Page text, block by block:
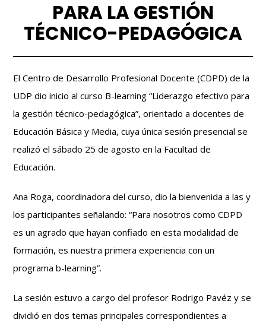
PARA LA GESTIÓN
TÉCNICO-PEDAGÓGICA
El Centro de Desarrollo Profesional Docente (CDPD) de la
UDP dio inicio al curso B-learning “Liderazgo efectivo para
la gestión técnico-pedagógica”, orientado a docentes de
Educación Básica y Media, cuya única sesión presencial se
realizó el sábado 25 de agosto en la Facultad de
Educación.
Ana Roga, coordinadora del curso, dio la bienvenida a las y
los participantes señalando: “Para nosotros como CDPD
es un agrado que hayan confiado en esta modalidad de
formación, es nuestra primera experiencia con un
programa b-learning”.
La sesión estuvo a cargo del profesor Rodrigo Pavéz y se
dividió en dos temas principales correspondientes a